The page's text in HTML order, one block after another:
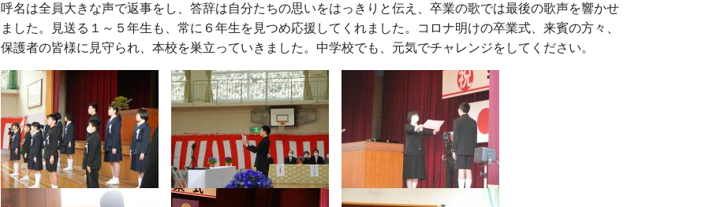
呼名は全員大きな声で返事をし、答辞は自分たちの思いをはっきりと伝え、卒業の歌では最後の歌声を響かせ
ました。見送る１～５年生も、常に６年生を見つめ応援してくれました。コロナ明けの卒業式、来賓の方々、
保護者の皆様に見守られ、本校を巣立っていきました。中学校でも、元気でチャレンジをしてください。